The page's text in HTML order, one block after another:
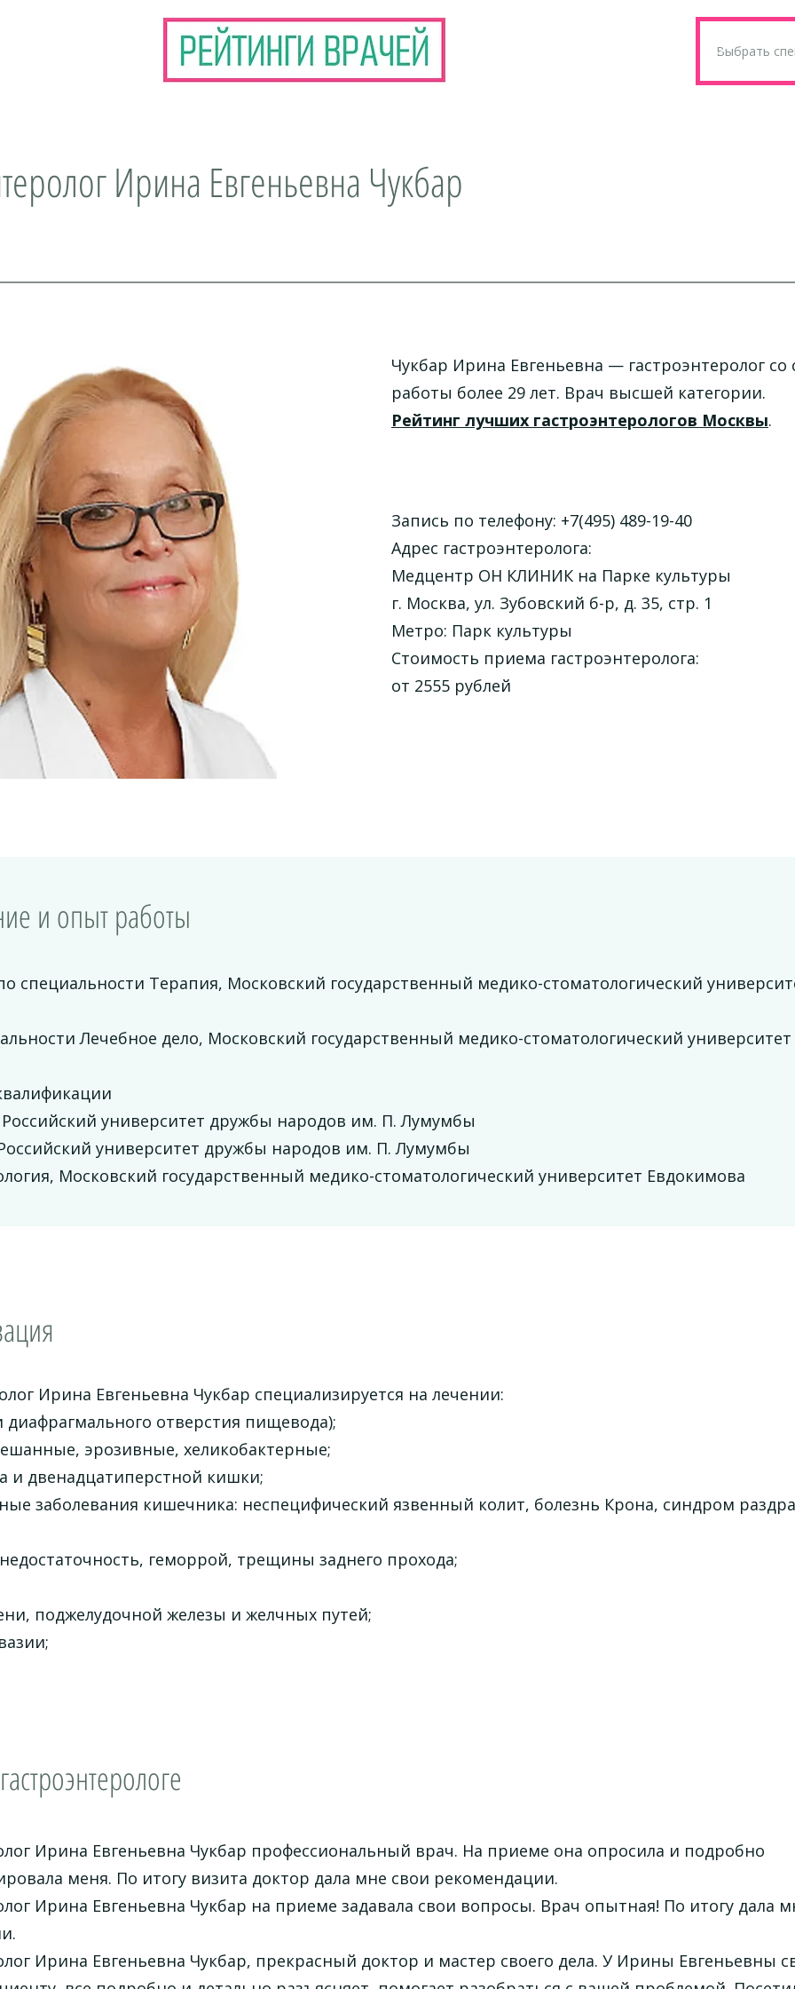
Ирина Евгеньевна Чукбар
Чукбар Ирина Евгеньевна — гастроэнтеролог со
работы более 29 лет. Врач высшей категории.
Рейтинг лучших гастроэнтерологов Москвы.
Запись по телефону: +7(495) 489-19-40
Адрес гастроэнтеролога:
Медцентр ОН КЛИНИК на Парке культуры
г. Москва, ул. Зубовский б-р, д. 35, стр. 1
Метро: Парк культуры
Стоимость приема гастроэнтеролога:
от 2555 рублей
и опыт работы
специальности Терапия, Московский государственный медико-стоматологический
Лечебное дело, Московский государственный медико-стоматологический университет
Российский университет дружбы народов им. П. Лумумбы
университет дружбы народов им. П. Лумумбы
Московский государственный медико-стоматологический университет Евдокимова
Ирина Евгеньевна Чукбар специализируется на лечении:
отверстия пищевода);
эрозивные, хеликобактерные;
и двенадцатиперстной кишки;
заболевания кишечника: неспецифический язвенный колит, болезнь Крона, синдром
геморрой, трещины заднего прохода;
поджелудочной железы и желчных путей;
Ирина Евгеньевна Чукбар профессиональный врач. На приеме она опросила и подробно
меня. По итогу визита доктор дала мне свои рекомендации.
Ирина Евгеньевна Чукбар на приеме задавала свои вопросы. Врач опытная! По итогу дала
Ирина Евгеньевна Чукбар, прекрасный доктор и мастер своего дела. У Ирины Евгеньевны